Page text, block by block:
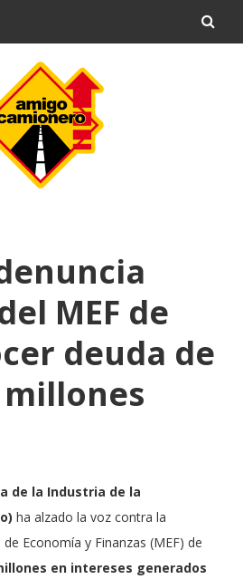
MEF de
deuda de
millones
de la Industria de la
ha alzado la voz contra la
Economía y Finanzas (MEF) de
en intereses generados